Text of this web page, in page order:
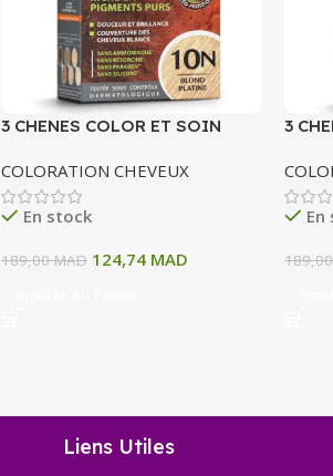
3 CHENES COLOR ET SOIN
N BLOND PATINE 135 ML
COLORATION CHEVEUX
En stock
189,00MAD 124,74 MAD
3
11A
ML
En
Liens Utiles